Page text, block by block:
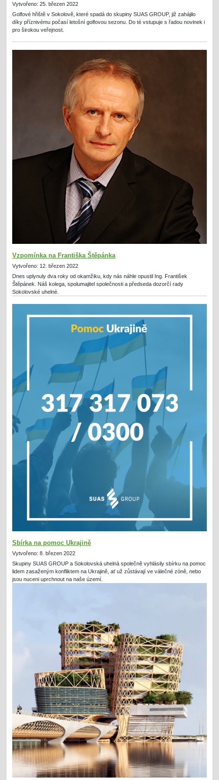
Vytvořeno: 25. březen 2022
Golfové hřiště v Sokolově, které spadá do skupiny SUAS GROUP, již zahájilo
díky příznivému počasí letošní golfovou sezonu. Do té vstupuje s řadou novinek i
pro širokou veřejnost.
Vzpomínka na Františka Štěpánka
Vytvořeno: 12. březen 2022
Dnes uplynuly dva roky od okamžiku, kdy nás náhle opustil Ing. František
Štěpánek. Náš kolega, spolumajitel společnosti a předseda dozorčí rady
Sokolovské uhelné.
Sbírka na pomoc Ukrajině
Vytvořeno: 8. březen 2022
Skupiny SUAS GROUP a Sokolovská uhelná společně vyhlásily sbírku na pomoc
lidem zasaženým konfliktem na Ukrajině, ať už zůstávají ve válečné zóně, nebo
jsou nuceni uprchnout na naše území.